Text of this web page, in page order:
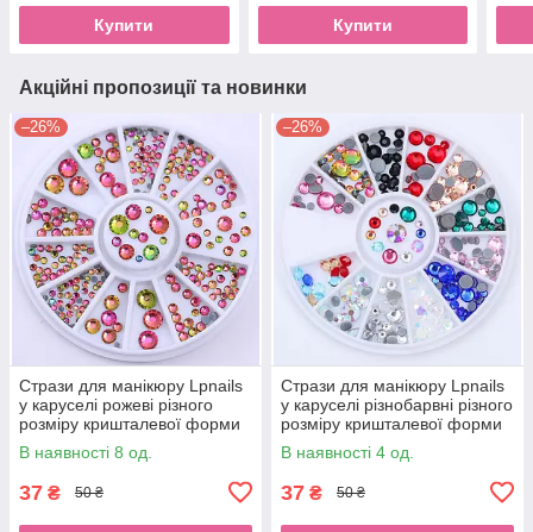
Купити Купити
Акційні пропозиції та новинки
–26%
Стрази для манікюру Lpnails
у каруселі рожеві різного
розміру кришталевої форми
В наявності 8 од.
37 ₴ 50 ₴
–26%
Стрази для манікюру Lpnails
у каруселі різнобарвні різного
розміру кришталевої форми
В наявності 4 од.
37 ₴ 50 ₴